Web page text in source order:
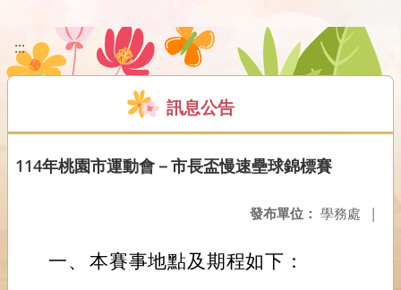
:::
訊息公告
114年桃園市運動會－市長盃慢速壘球錦標賽
發布單位： 學務處 |
一、 本賽事地點及期程如下：